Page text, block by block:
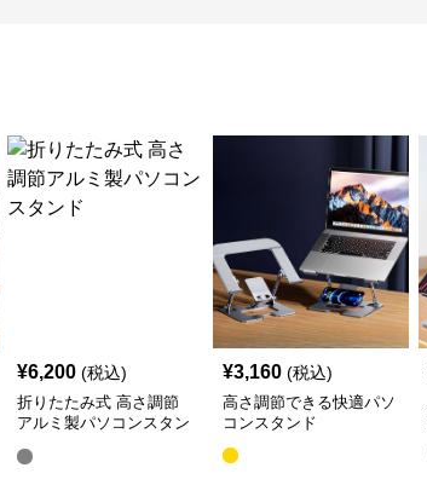
¥6,200 (税込)
折りたたみ式 高さ調節
アルミ製パソコンスタン
¥3,160 (税込)
高さ調節できる快適パソ
コンスタンド